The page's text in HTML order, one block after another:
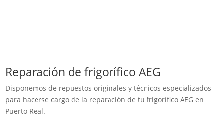
Reparación de frigorífico AEG
Disponemos de repuestos originales y técnicos especializados
para hacerse cargo de la reparación de tu frigorífico AEG en
Puerto Real.